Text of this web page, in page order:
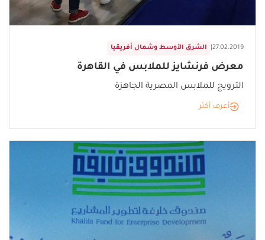
الشرق الأوسط وشمال أفريقيا 27.02.2019
معرض فرنشايز للملابس في القاهرة
الترويج للملابس المصرية الجاهزة
أعرف أكثر